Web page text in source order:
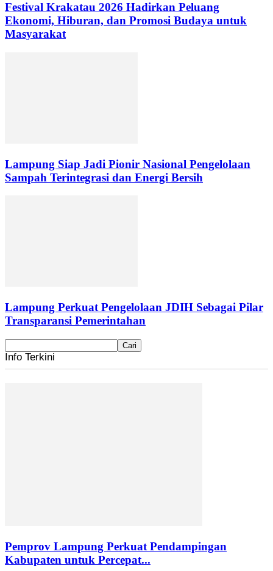
Festival Krakatau 2026 Hadirkan Peluang
Ekonomi, Hiburan, dan Promosi Budaya untuk
Masyarakat
Lampung Siap Jadi Pionir Nasional Pengelolaan
Sampah Terintegrasi dan Energi Bersih
Lampung Perkuat Pengelolaan JDIH Sebagai Pilar
Transparansi Pemerintahan
Info Terkini
Pemprov Lampung Perkuat Pendampingan
Kabupaten untuk Percepat...